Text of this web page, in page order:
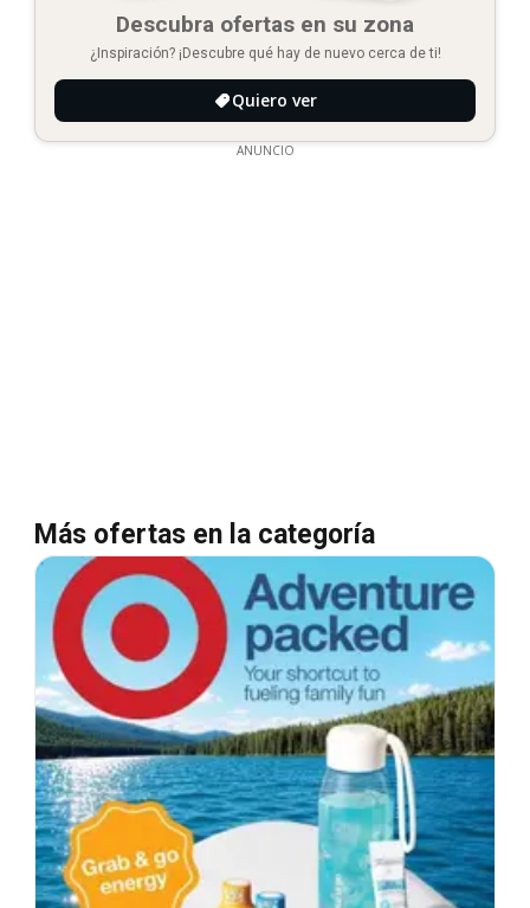
Descubra ofertas en su zona
¿Inspiración? ¡Descubre qué hay de nuevo cerca de ti!
Quiero ver
ANUNCIO
Más ofertas en la categoría